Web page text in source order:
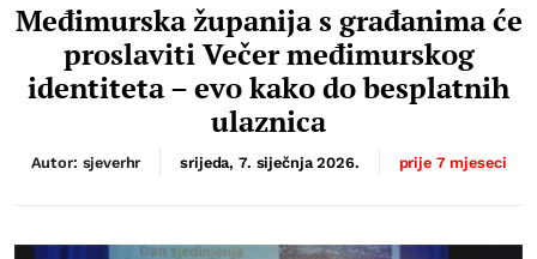
Međimurska županija s građanima će
proslaviti Večer međimurskog
identiteta – evo kako do besplatnih
ulaznica
Autor: sjeverhr srijeda, 7. siječnja 2026. prije 7 mjeseci